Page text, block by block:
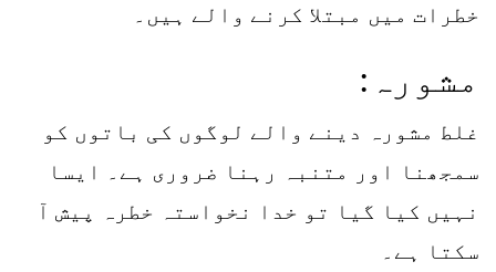
خطرات میں مبتلا کرنے والے ہیں۔
مشورہ:
غلط مشورہ دینے والے لوگوں کی باتوں کو
سمجھنا اور متنبہ رہنا ضروری ہے۔ ایسا
نہیں کیا گیا تو خدا نخواستہ خطرہ پیش آ
سکتا ہے۔